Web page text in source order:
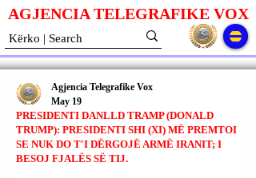
AGJENCIA TELEGRAFIKE VOX
PRESIDENTI DANLLD TRAMP (DONALD
TRUMP): PRESIDENTI SHI (XI) MË PREMTOI
SE NUK DO T'I DËRGOJË ARMË IRANIT; I
BESOJ FJALËS SË TIJ.
Agjencia Telegrafike Vox
May 19